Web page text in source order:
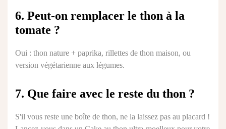
6. Peut-on remplacer le thon à la
tomate ?
Oui : thon nature + paprika, rillettes de thon maison, ou
version végétarienne aux légumes.
7. Que faire avec le reste du thon ?
S'il vous reste une boîte de thon, ne la laissez pas au placard !